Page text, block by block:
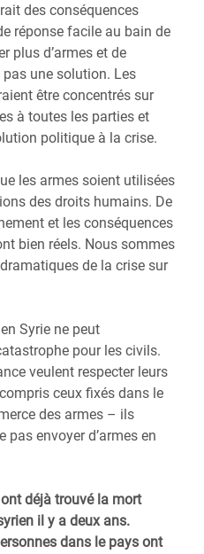
des conséquences
réponse facile au bain de
plus d’armes et de
une solution. Les
être concentrés sur
à toutes les parties et
politique à la crise.
les armes soient utilisées
des droits humains. De
et les conséquences
bien réels. Nous sommes
de la crise sur
Syrie ne peut
pour les civils.
veulent respecter leurs
ceux fixés dans le
des armes – ils
envoyer d’armes en
déjà trouvé la mort
il y a deux ans.
dans le pays ont